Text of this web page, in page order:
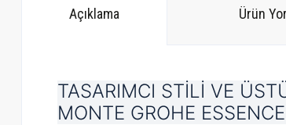
Açıklama Ürün
TASARIMCI STİLİ VE
MONTE GROHE